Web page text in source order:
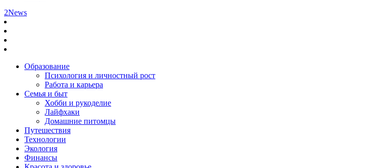
2News
Образование
Психология и личностный рост
Работа и карьера
Семья и быт
Хобби и рукоделие
Лайфхаки
Домашние питомцы
Путешествия
Технологии
Экология
Финансы